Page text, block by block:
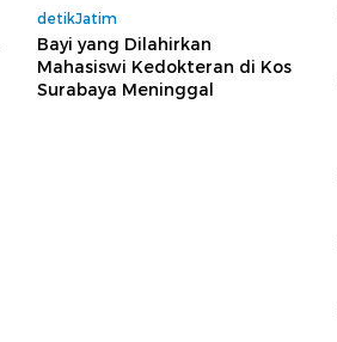
detikJatim
Bayi yang Dilahirkan
Mahasiswi Kedokteran di Kos
Surabaya Meninggal